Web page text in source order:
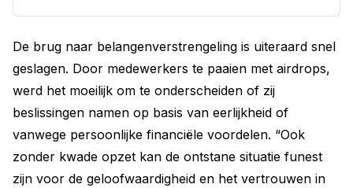
De brug naar belangenverstrengeling is uiteraard snel
geslagen. Door medewerkers te paaien met airdrops,
werd het moeilijk om te onderscheiden of zij
beslissingen namen op basis van eerlijkheid of
vanwege persoonlijke financiële voordelen. “Ook
zonder kwade opzet kan de ontstane situatie funest
zijn voor de geloofwaardigheid en het vertrouwen in